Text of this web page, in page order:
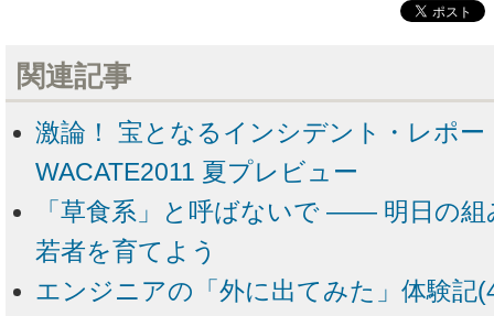
関連記事
激論！ 宝となるインシデント・レポ
WACATE2011 夏プレビュー
「草食系」と呼ばないで ―― 明日の
若者を育てよう
エンジニアの「外に出てみた」体験